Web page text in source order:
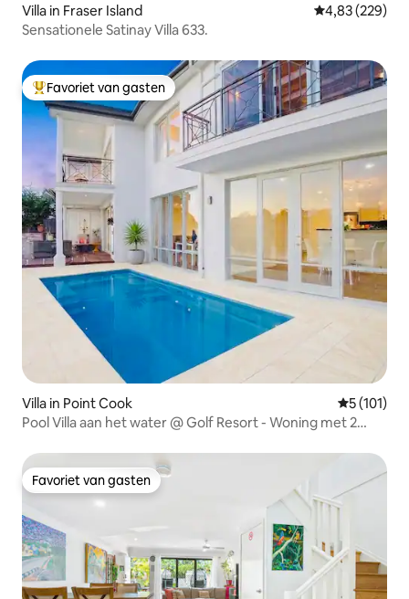
Villa in Fraser Island Gemiddelde
4,83 (229)
Sensationele Satinay Villa 633.
Topfavoriet van gasten
Favoriet van gasten
Villa in Point Cook
5 (101)
Pool Villa aan het water @ Golf Resort - Woning met 2
Favoriet van gasten
Favoriet van gasten